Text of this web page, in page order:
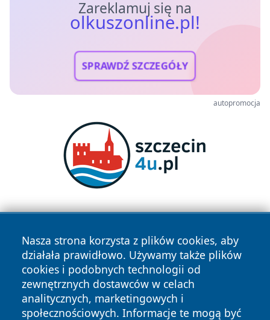
Zareklamuj się na
olkuszonline.pl!
SPRAWDŹ SZCZEGÓŁY
autopromocja
Nasza strona korzysta z plików cookies, aby
działała prawidłowo. Używamy także plików
cookies i podobnych technologii od
zewnętrznych dostawców w celach
analitycznych, marketingowych i
społecznościowych. Informacje te mogą być
Copyright © 2026 olkuszonline.pl Wszystkie prawa
zastrzeżone.